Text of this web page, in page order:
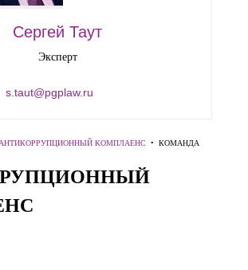
Сергей Таут
Эксперт
s.taut@pgplaw.ru
АНТИКОРРУПЦИОННЫЙ КОМПЛАЕНС • КОМАНДА